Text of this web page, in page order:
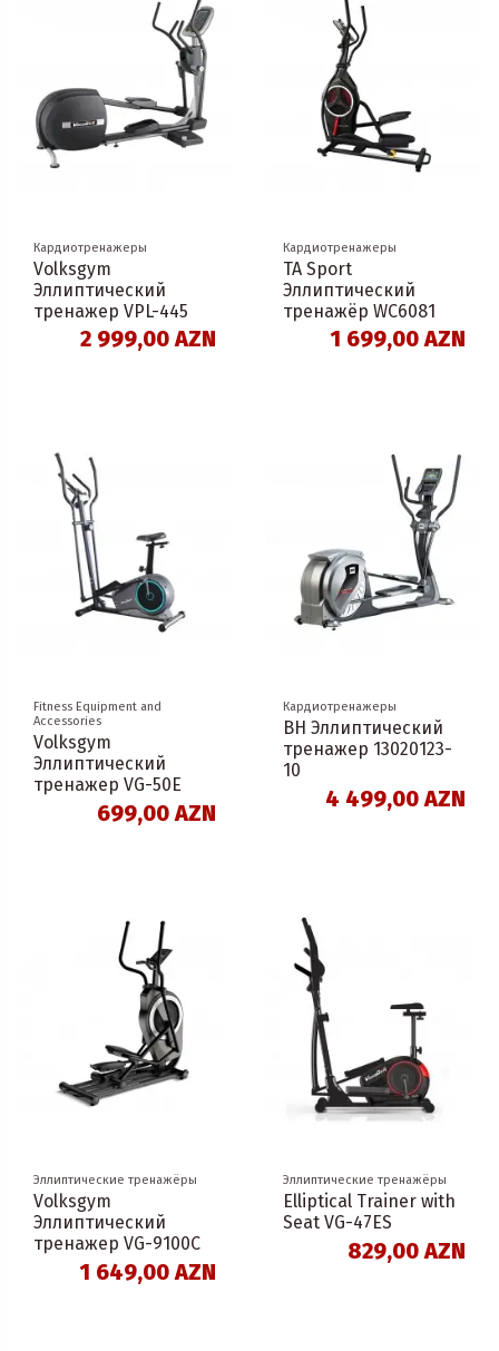
Кардиотренажеры
Volksgym
Эллиптический
тренажер VPL-445
2 999,00 AZN
Кардиотренажеры
TA Sport
Эллиптический
тренажёр WC6081
1 699,00 AZN
Fitness Equipment and
Accessories
Volksgym
Эллиптический
тренажер VG-50E
699,00 AZN
Кардиотренажеры
BH Эллиптический
тренажер 13020123-
10
4 499,00 AZN
Эллиптические тренажёры
Volksgym
Эллиптический
тренажер VG-9100C
1 649,00 AZN
Эллиптические тренажёры
Elliptical Trainer with
Seat VG-47ES
829,00 AZN